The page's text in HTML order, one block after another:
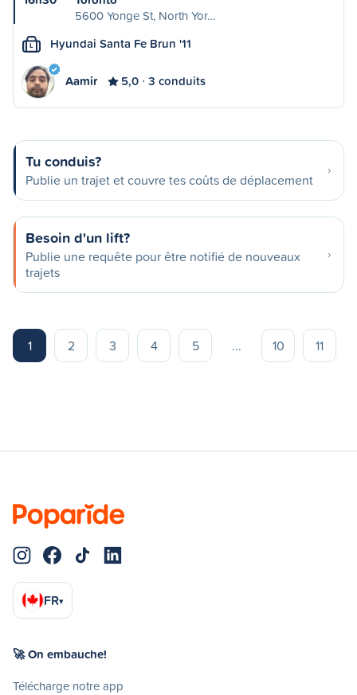
5600 Yonge St, North Yor…
L Hyundai Santa Fe Brun '11
Aamir 5,0 3 conduits
Tu conduis?
Publie un trajet et couvre tes coûts de déplacement
Besoin d'un lift?
Publie une requête pour être notifié de nouveaux
trajets
1 2 3 4 5 ... 10 11
FR▾
🚀 On embauche!
Télécharge notre app